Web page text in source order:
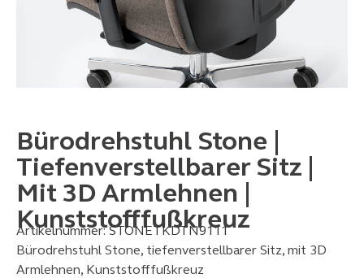
Bürodrehstuhl Stone |
Tiefenverstellbarer Sitz |
Mit 3D Armlehnen |
Kunststofffußkreuz
Artikelnummer:STONETKDTN9111
Bürodrehstuhl Stone, tiefenverstellbarer Sitz, mit 3D
Armlehnen, Kunststofffußkreuz